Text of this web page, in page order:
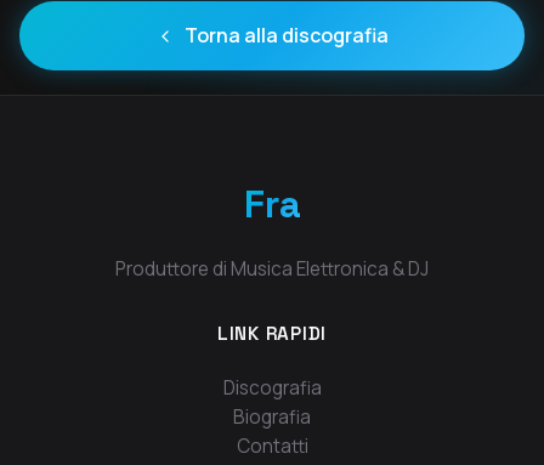
Torna alla discografia
Fra
Produttore di Musica Elettronica & DJ
LINK RAPIDI
Discografia
Biografia
Contatti